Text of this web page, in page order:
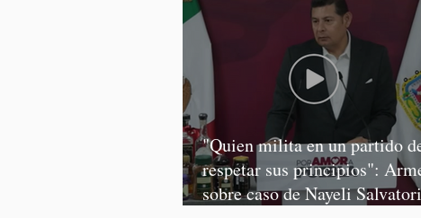
"Quien milita en un partido
respetar sus principios":
sobre caso de Nayeli